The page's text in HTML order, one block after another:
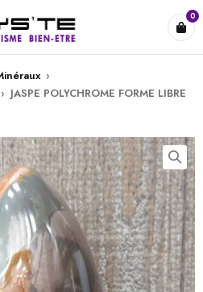
0
›
› JASPE POLYCHROME FORME LIBRE